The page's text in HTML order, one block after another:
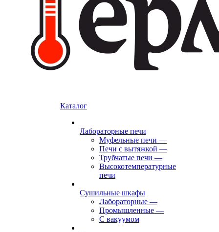
Каталог
Лабораторные печи
Муфельные печи —
Печи с вытяжкой —
Трубчатые печи —
Высокотемпературные
печи
Сушильные шкафы
Лабораторные —
Промышленные —
С вакуумом